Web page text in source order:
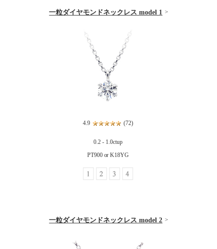
一粒ダイヤモンドネックレス model 1
4.9 (72)
0.2 - 1.0ctup
PT900 or K18YG
一粒ダイヤモンドネックレス model 2